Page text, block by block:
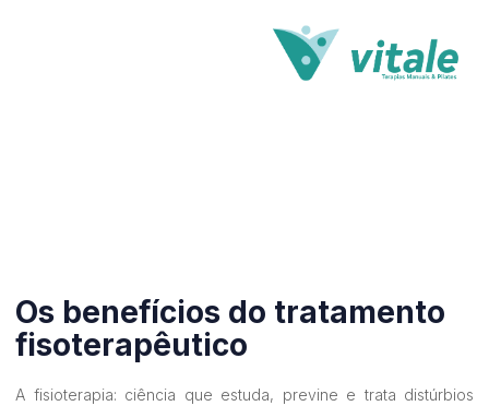
Os benefícios do tratamento
fisoterapêutico
A fisioterapia: ciência que estuda, previne e trata distúrbios